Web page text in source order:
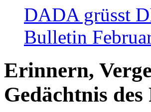
DADA grüsst
Bulletin
Erinnern,
Gedächtnis des